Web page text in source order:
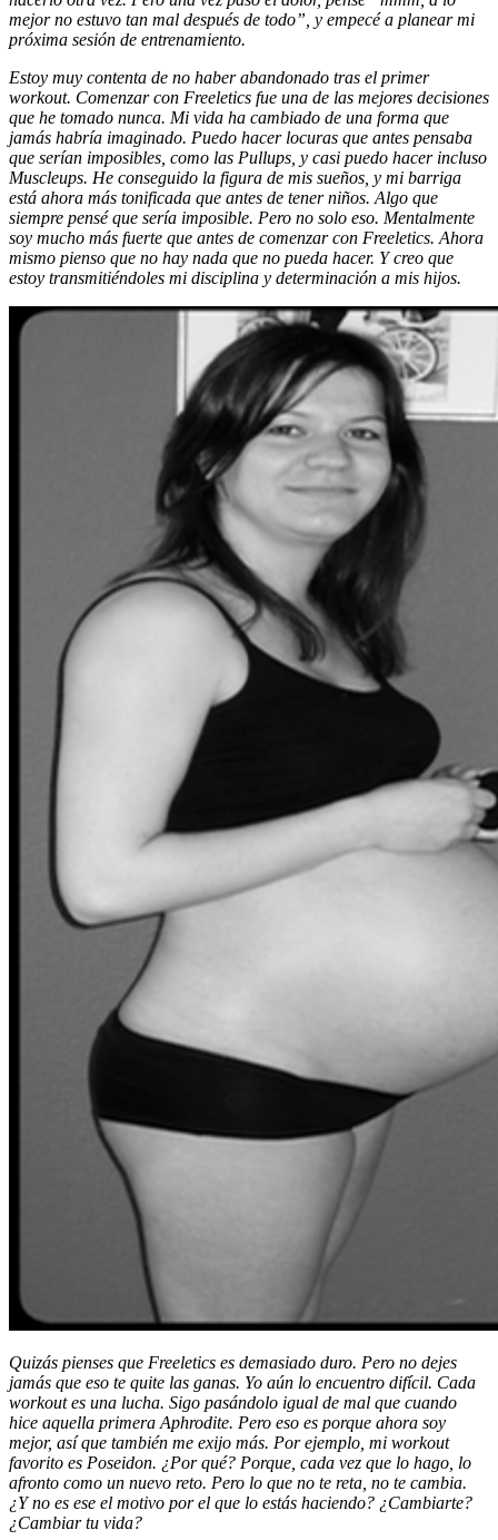
mejor no estuvo tan mal después de todo”, y empecé a planear mi
próxima sesión de entrenamiento.
Estoy muy contenta de no haber abandonado tras el primer
workout. Comenzar con Freeletics fue una de las mejores decisiones
que he tomado nunca. Mi vida ha cambiado de una forma que
jamás habría imaginado. Puedo hacer locuras que antes pensaba
que serían imposibles, como las Pullups, y casi puedo hacer incluso
Muscleups. He conseguido la figura de mis sueños, y mi barriga
está ahora más tonificada que antes de tener niños. Algo que
siempre pensé que sería imposible. Pero no solo eso. Mentalmente
soy mucho más fuerte que antes de comenzar con Freeletics. Ahora
mismo pienso que no hay nada que no pueda hacer. Y creo que
estoy transmitiéndoles mi disciplina y determinación a mis hijos.
Quizás pienses que Freeletics es demasiado duro. Pero no dejes
jamás que eso te quite las ganas. Yo aún lo encuentro difícil. Cada
workout es una lucha. Sigo pasándolo igual de mal que cuando
hice aquella primera Aphrodite. Pero eso es porque ahora soy
mejor, así que también me exijo más. Por ejemplo, mi workout
favorito es Poseidon. ¿Por qué? Porque, cada vez que lo hago, lo
afronto como un nuevo reto. Pero lo que no te reta, no te cambia.
¿Y no es ese el motivo por el que lo estás haciendo? ¿Cambiarte?
¿Cambiar tu vida?